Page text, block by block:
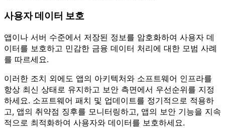
사용자 데이터 보호
앱이나 서버 수준에서 저장된 정보를 암호화하여 사용자 데
이터를 보호하고 민감한 금융 데이터 처리에 대한 모범 사례
를 따르세요.
이러한 조치 외에도 앱의 아키텍처와 소프트웨어 인프라를
항상 최신 상태로 유지하고 보안 측면에서 우선순위를 지정
하세요. 소프트웨어 패치 및 업데이트를 정기적으로 적용하
고, 앱의 취약점 징후를 모니터링하고, 앱의 보안 기능을 지속
적으로 최적화하여 사용자와 데이터를 보호하세요.